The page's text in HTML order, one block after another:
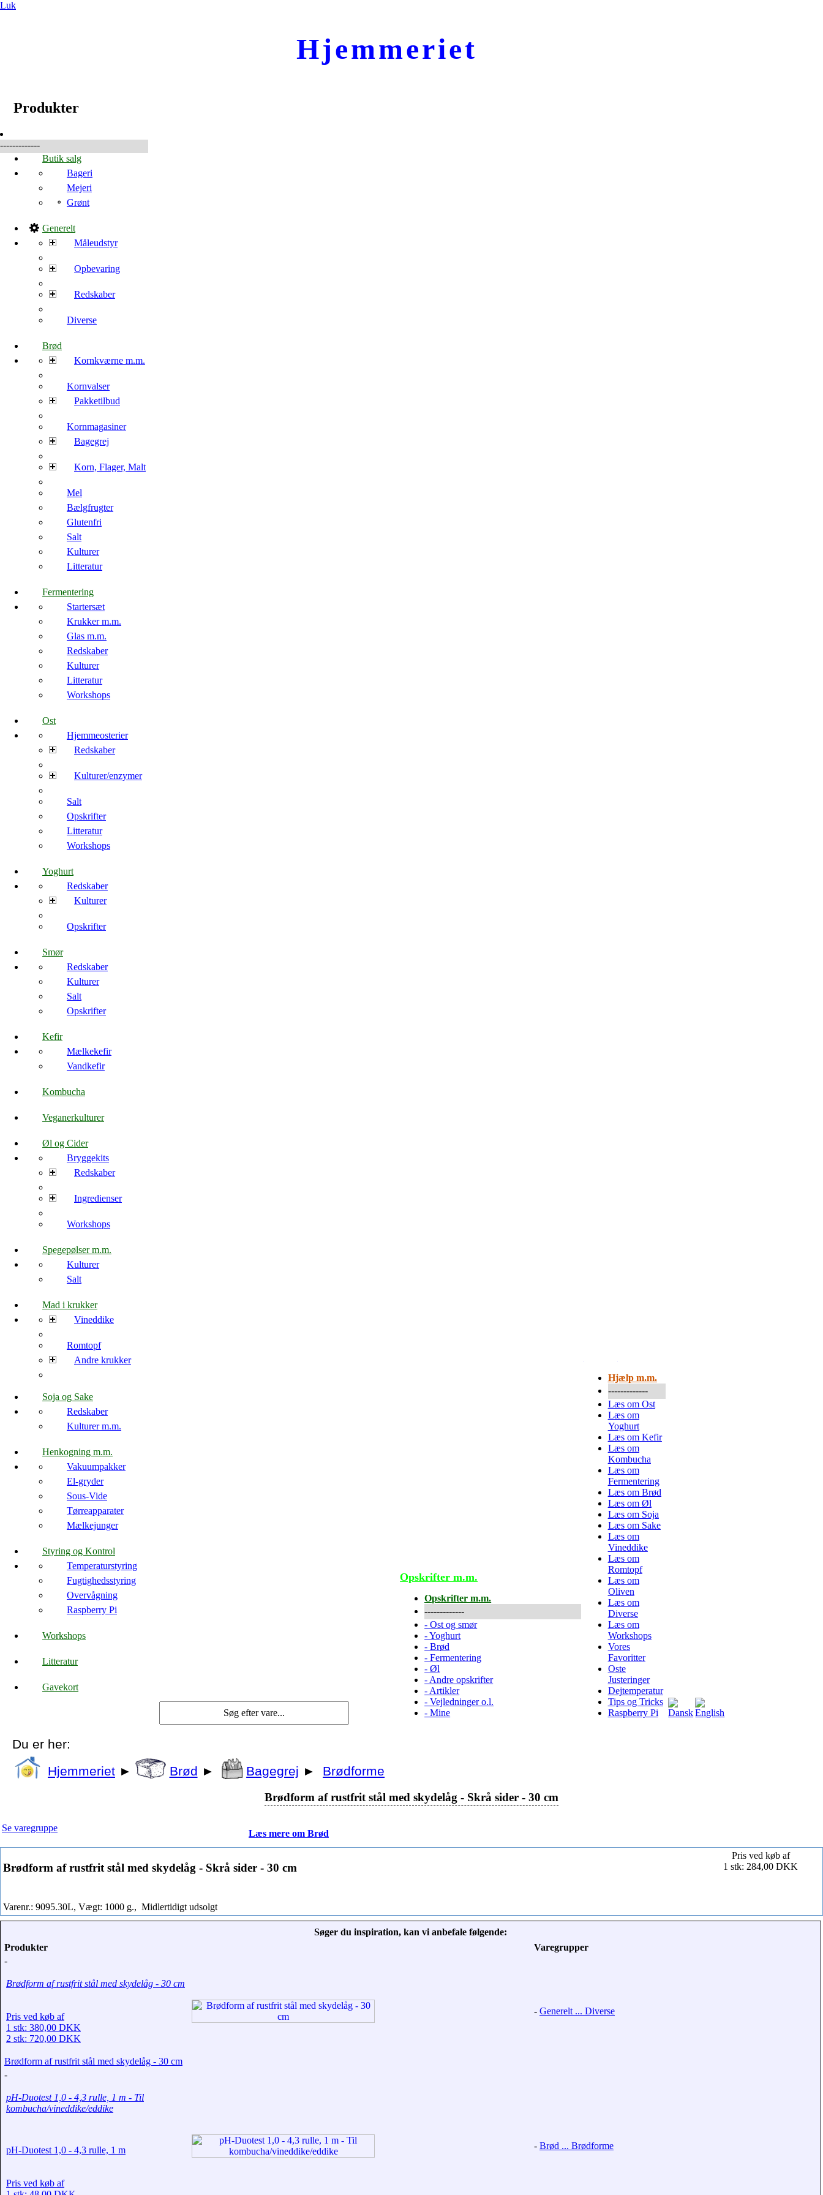
Luk
Hjemmeriet
Produkter
-------------
Butik salg
Bageri
Mejeri
Grønt
Generelt
Måleudstyr
Opbevaring
Redskaber
Diverse
Brød
Kornkværne m.m.
Kornvalser
Pakketilbud
Kornmagasiner
Bagegrej
Korn, Flager, Malt
Mel
Bælgfrugter
Glutenfri
Salt
Kulturer
Litteratur
Fermentering
Startersæt
Krukker m.m.
Glas m.m.
Redskaber
Kulturer
Litteratur
Workshops
Ost
Hjemmeosterier
Redskaber
Kulturer/enzymer
Salt
Opskrifter
Litteratur
Workshops
Yoghurt
Redskaber
Kulturer
Opskrifter
Smør
Redskaber
Kulturer
Salt
Opskrifter
Kefir
Mælkekefir
Vandkefir
Kombucha
Veganerkulturer
Øl og Cider
Bryggekits
Redskaber
Ingredienser
Workshops
Spegepølser m.m.
Kulturer
Salt
Mad i krukker
Vineddike
Romtopf
Andre krukker
Soja og Sake
Redskaber
Kulturer m.m.
Henkogning m.m.
Vakuumpakker
El-gryder
Sous-Vide
Tørreapparater
Mælkejunger
Styring og Kontrol
Temperaturstyring
Fugtighedsstyring
Overvågning
Raspberry Pi
Workshops
Litteratur
Gavekort
Opskrifter m.m.
Opskrifter m.m.
-------------
-Ost og smør
-Yoghurt
-Brød
-Fermentering
-Øl
- Andre opskrifter
- Artikler
-Vejledninger o.l.
-Mine
Hjælp m.m.
-------------
Læs om Ost
Læs om
Yoghurt
Læs om Kefir
Læs om
Kombucha
Læs om
Fermentering
Læs om Brød
Læs om Øl
Læs om Soja
Læs om Sake
Læs om
Vineddike
Læs om
Romtopf
Læs om
Oliven
Læs om
Diverse
Læs om
Workshops
Vores
Favoritter
Oste
Justeringer
Dejtemperatur
Tips og Tricks
Raspberry Pi
Du er her:
Hjemmeriet ► Brød ► Bagegrej ► Brødforme
Brødform af rustfrit stål med skydelåg - Skrå sider - 30 cm
Se varegruppe
Læs mere om Brød
Brødform af rustfrit stål med skydelåg - Skrå sider - 30 cm
Varenr.: 9095.30L, Vægt: 1000 g., Midlertidigt udsolgt
Pris ved køb af
1 stk: 284,00 DKK
Søger du inspiration, kan vi anbefale følgende:
Produkter
Varegrupper
-
Brødform af rustfrit stål med skydelåg - 30 cm
Pris ved køb af
1 stk: 380,00 DKK
2 stk: 720,00 DKK
Brødform af rustfrit stål med skydelåg - 30 cm
- Generelt ... Diverse
-
pH-Duotest 1,0 - 4,3 rulle, 1 m - Til
kombucha/vineddike/eddike
pH-Duotest 1,0 - 4,3 rulle, 1 m
Pris ved køb af
- Brød ... Brødforme